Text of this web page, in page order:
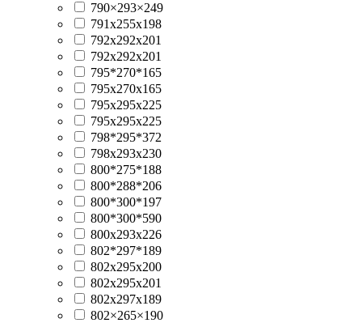
790×293×249
791х255х198
792x292x201
792х292х201
795*270*165
795x270x165
795x295x225
795х295х225
798*295*372
798x293x230
800*275*188
800*288*206
800*300*197
800*300*590
800x293x226
802*297*189
802x295x200
802x295x201
802x297x189
802×265×190